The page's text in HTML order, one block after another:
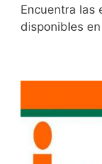
Encuentra las
disponibles